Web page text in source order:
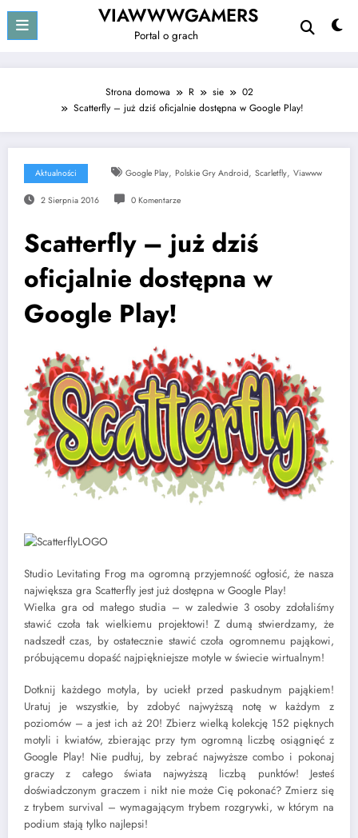
treści
VIAWWWGAMERS
Portal o grach
Strona domowa R sie
02
Scatterfly – już dziś oficjalnie dostępna w Google Play!
Aktualności Google Play, Polskie Gry Android, Scarletfly, Viawww
2 Sierpnia 2016 0 Komentarze
Scatterfly – już dziś
oficjalnie dostępna w
Google Play!
Studio Levitating Frog ma ogromną przyjemność ogłosić, że nasza
największa gra Scatterfly jest już dostępna w Google Play!
Wielka gra od małego studia – w zaledwie 3 osoby zdołaliśmy
stawić czoła tak wielkiemu projektowi! Z dumą stwierdzamy, że
nadszedł czas, by ostatecznie stawić czoła ogromnemu pająkowi,
próbującemu dopaść najpiękniejsze motyle w świecie wirtualnym!
Dotknij każdego motyla, by uciekł przed paskudnym pająkiem!
Uratuj je wszystkie, by zdobyć najwyższą notę w każdym z
poziomów – a jest ich aż 20! Zbierz wielką kolekcję 152 pięknych
motyli i kwiatów, zbierając przy tym ogromną liczbę osiągnięć z
Google Play! Nie pudłuj, by zebrać najwyższe combo i pokonaj
graczy z całego świata najwyższą liczbą punktów! Jesteś
doświadczonym graczem i nikt nie może Cię pokonać? Zmierz się
z trybem survival – wymagającym trybem rozgrywki, w którym na
podium stają tylko najlepsi!